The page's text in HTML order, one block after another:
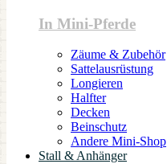
In Mini-Pferde
Zäume & Zubehör
Sattelausrüstung
Longieren
Halfter
Decken
Beinschutz
Andere Mini-Shop
Stall & Anhänger